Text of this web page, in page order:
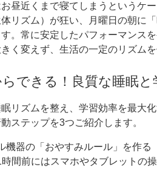
昼近くまで寝てしまうというケ
リズム）が狂い、月曜日の朝に
。常に安定したパフォーマンス
く変えず、生活の一定のリズム
できる！良質な睡眠
リズムを整え、学習効率を最大
ステップを3つご紹介します。
機器の「おやすみルール」を作る
間前にはスマホやタブレットの